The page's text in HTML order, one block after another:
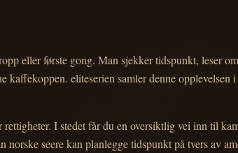
eller første gong. Man sjekker tidspunkt, leser
eliteserien samler denne
I stedet får du en oversiktlig vei inn til
seere kan planlegge tidspunkt på tvers av